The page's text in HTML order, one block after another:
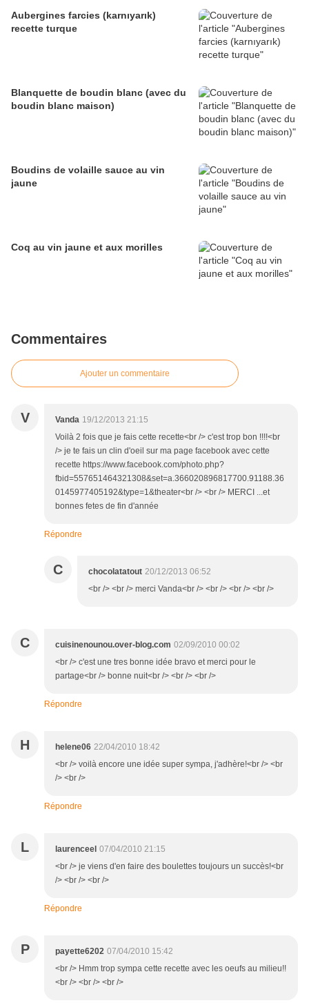
Aubergines farcies (karnıyarık)
recette turque
Blanquette de boudin blanc (avec du
boudin blanc maison)
Boudins de volaille sauce au vin
jaune
Coq au vin jaune et aux morilles
Commentaires
Ajouter un commentaire
V Vanda 19/12/2013 21:15
Voilà 2 fois que je fais cette recette<br /> c'est trop bon !!!!<br
/> je te fais un clin d'oeil sur ma page facebook avec cette
recette https://www.facebook.com/photo.php?
fbid=557651464321308&set=a.366020896817700.91188.36
0145977405192&type=1&theater<br /> <br /> MERCI ...et
bonnes fetes de fin d'année
Répondre
C chocolatatout 20/12/2013 06:52
<br /> <br /> merci Vanda<br /> <br /> <br /> <br />
C cuisinenounou.over-blog.com 02/09/2010 00:02
<br /> c'est une tres bonne idée bravo et merci pour le
partage<br /> bonne nuit<br /> <br /> <br />
Répondre
H helene06 22/04/2010 18:42
<br /> voilà encore une idée super sympa, j'adhère!<br /> <br
/> <br />
Répondre
L laurenceel 07/04/2010 21:15
<br /> je viens d'en faire des boulettes toujours un succès!<br
/> <br /> <br />
Répondre
P payette6202 07/04/2010 15:42
<br /> Hmm trop sympa cette recette avec les oeufs au milieu!!
<br /> <br /> <br />